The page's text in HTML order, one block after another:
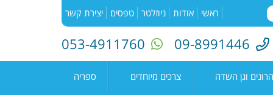
ראשי אודות ניוזלטר טפסים יצירת קשר
09-8991446
053-4911760
וגן השדה צרכים מיוחדים ספריה